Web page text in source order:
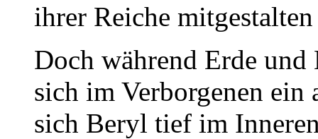
ihrer Reiche
Doch während Erde
sich im Verborgenen ein
sich Beryl tief im